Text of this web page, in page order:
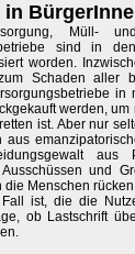
Müll- und
sind in
worden.
Schaden aller
in
werden,
ist. Aber nur
aus
aus
und
Menschen
ist, die die
ob Lastschrift